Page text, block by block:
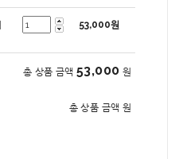
53,000원
총 상품 금액 53,000 원
총 상품 금액 원